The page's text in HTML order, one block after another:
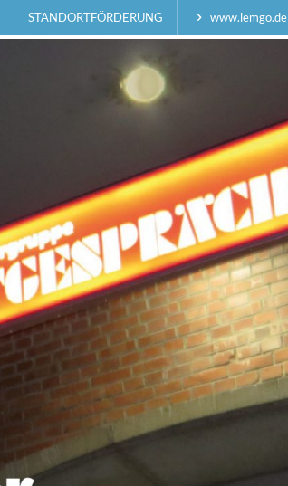
STANDORTFÖRDERUNG www.lemgo.de